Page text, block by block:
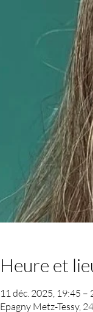
Heure et
11 déc. 2025, 19:45 –
Epagny Metz-Tessy,